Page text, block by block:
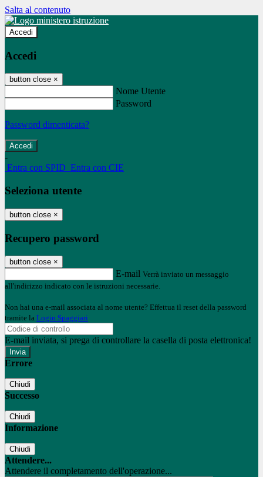
Salta al contenuto
Accedi
Accedi
button close ×
Nome Utente
Password
Password dimenticata?
-
Entra con SPID Entra con CIE
Seleziona utente
button close ×
Recupero password
button close ×
E-mail Verrà inviato un messaggio
all'indirizzo indicato con le istruzioni necessarie.
Non hai una e-mail associata al nome utente? Effettua il reset della password
tramite la Login Spaggiari
E-mail inviata, si prega di controllare la casella di posta elettronica!
Errore
Chiudi
Successo
Chiudi
Informazione
Chiudi
Attendere...
Attendere il completamento dell'operazione...